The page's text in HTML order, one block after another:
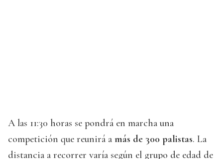
A las 11:30 horas se pondrá en marcha una
competición que reunirá a más de 300 palistas. La
distancia a recorrer varía según el grupo de edad de